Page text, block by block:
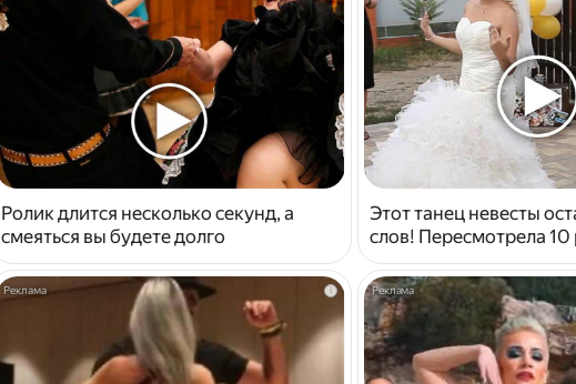
Ролик длится несколько секунд, а
смеяться вы будете долго
Этот танец невесты
слов! Пересмотрела 10
i